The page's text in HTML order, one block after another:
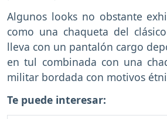
Algunos looks no obstante
como una chaqueta del
lleva con un pantalón cargo
en tul combinada con una
militar bordada con motivos
Te puede interesar: